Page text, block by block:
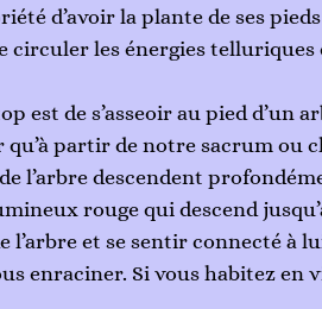
d’avoir la plante de ses
circuler les énergies telluriques
est de s’asseoir au pied d’un
partir de notre sacrum ou
l’arbre descendent
rouge qui descend
et se sentir connecté à
enraciner. Si vous habitez en